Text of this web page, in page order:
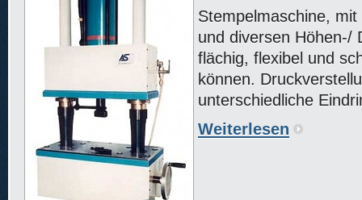
Stempelmaschine,
und diversen Höhen-/
flächig, flexibel und
können.
unterschiedliche
Weiterlesen